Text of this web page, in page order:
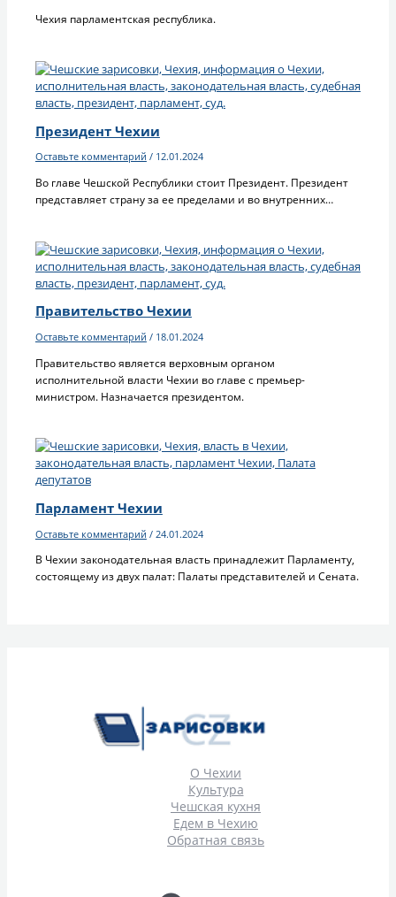
Чехия парламентская республика.
Президент Чехии
Оставьте комментарий / 12.01.2024
Во главе Чешской Республики стоит Президент. Президент
представляет страну за ее пределами и во внутренних…
Правительство Чехии
Оставьте комментарий / 18.01.2024
Правительство является верховным органом
исполнительной власти Чехии во главе с премьер-
министром. Назначается президентом.
Парламент Чехии
Оставьте комментарий / 24.01.2024
В Чехии законодательная власть принадлежит Парламенту,
состоящему из двух палат: Палаты представителей и Сената.
О Чехии
Культура
Чешская кухня
Едем в Чехию
Обратная связь